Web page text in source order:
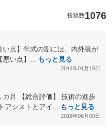
投稿数1076
い点】年式の割には、内外装が
い点】...
もっと見る
2014年01月19日
カ月 【総合評価】 技術の進歩
アシストとアイ...
もっと見る
2018年08月09日